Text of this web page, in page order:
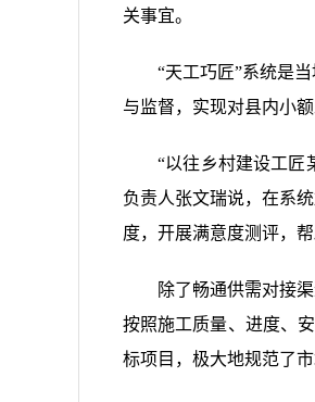
关事宜。
“天工巧匠”系统是
与监督，实现对县内小
“以往乡村建设工匠
负责人张文瑞说，在系
度，开展满意度测评，
除了畅通供需对接
按照施工质量、进度、
标项目，极大地规范了市